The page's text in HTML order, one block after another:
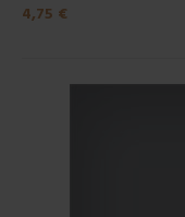
4,75 €